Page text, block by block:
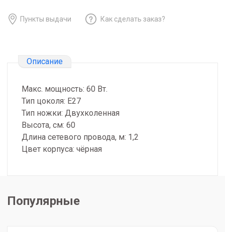
Пункты выдачи Как сделать заказ?
Описание
Макс. мощность: 60 Вт.
Тип цоколя: Е27
Тип ножки: Двухколенная
Высота, см: 60
Длина сетевого провода, м: 1,2
Цвет корпуса: чёрная
Популярные